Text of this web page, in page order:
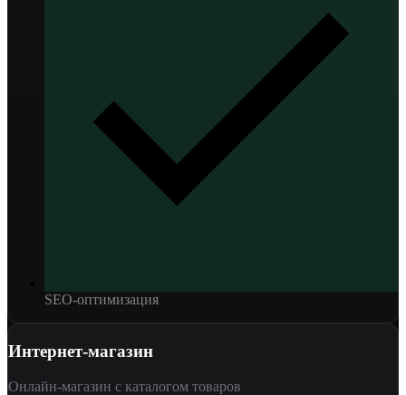
SEO-оптимизация
Интернет-магазин
Онлайн-магазин с каталогом товаров